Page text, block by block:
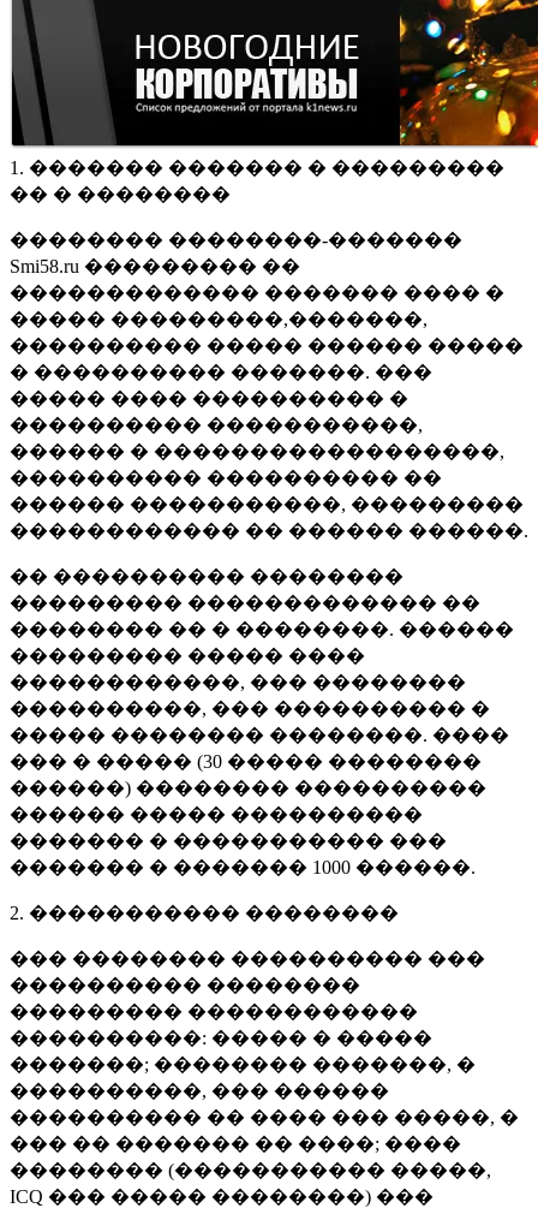
1. ������� ������� � ���������
�� � ��������
�������� ��������-�������
Smi58.ru ��������� ��
������������� ������� ���� �
����� ���������,�������,
���������� ����� ������ �����
� ���������� �������. ���
����� ���� ���������� �
���������� �����������,
������ � ������������������,
���������� ���������� ��
������ �����������, ���������
������������ �� ������ ������.
�� ���������� ��������
��������� ������������� ��
�������� �� � ��������. ������
��������� ����� ����
������������, ��� ��������
����������, ��� ���������� �
����� �������� ��������. ����
��� � ����� (30 ����� ��������
������) �������� ����������
������ ����� ����������
������� � ����������� ���
������� � ������� 1000 ������.
2. ����������� ��������
��� �������� ���������� ���
���������� ��������
��������� ������������
����������: ����� � �����
�������; �������� �������, �
����������, ��� ������
���������� �� ���� ��� �����, �
��� �� ������� �� ����; ����
�������� (����������� �����,
ICQ ��� ����� ��������) ���